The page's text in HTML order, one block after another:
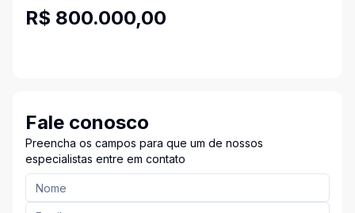
R$ 800.000,00
Fale conosco
Preencha os campos para que um de nossos
especialistas entre em contato